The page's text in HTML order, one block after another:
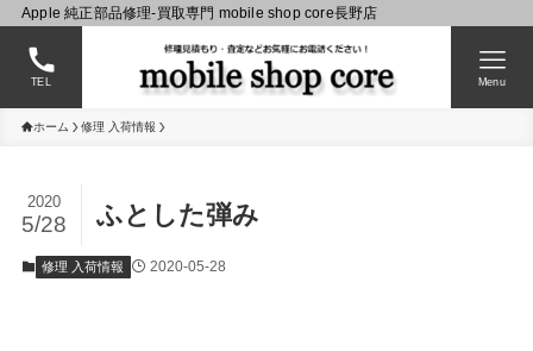
Apple 純正部品修理-買取専門 mobile shop core長野店
TEL Menu
ホーム 修理 入荷情報
ふとした弾み
2020
5/28
修理 入荷情報 2020-05-28